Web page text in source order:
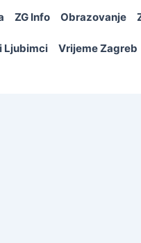
ZG Info Obrazovanje
Ljubimci Vrijeme Zagreb